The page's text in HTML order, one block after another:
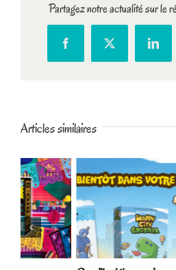
Partagez notre actualité sur le
FacebookX
Articles similaires